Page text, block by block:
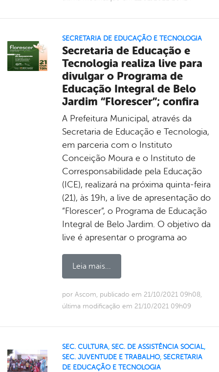
SECRETARIA DE EDUCAÇÃO E TECNOLOGIA
Secretaria de Educação e
Tecnologia realiza live para
divulgar o Programa de
Educação Integral de Belo
Jardim “Florescer”; confira
A Prefeitura Municipal, através da
Secretaria de Educação e Tecnologia,
em parceria com o Instituto
Conceição Moura e o Instituto de
Corresponsabilidade pela Educação
(ICE), realizará na próxima quinta-feira
(21), às 19h, a live de apresentação do
“Florescer”, o Programa de Educação
Integral de Belo Jardim. O objetivo da
live é apresentar o programa ao
Leia mais...
por Ascom, publicado em 21/10/2021 09h08,
última modificação em 21/10/2021 09h09
SEC. CULTURA, SEC. DE ASSISTÊNCIA SOCIAL,
SEC. JUVENTUDE E TRABALHO, SECRETARIA
DE EDUCAÇÃO E TECNOLOGIA